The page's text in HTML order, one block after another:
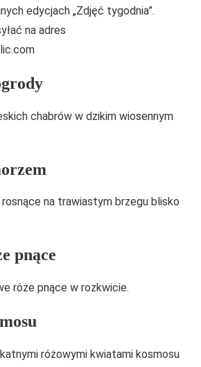
edycjach „Zdjęć tygodnia”.
na adres
chabrów w dzikim wiosennym
na trawiastym brzegu blisko
pnące
róże pnące w rozkwicie.
różowymi kwiatami kosmosu